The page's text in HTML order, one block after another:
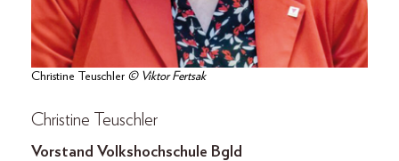
Christine Teuschler © Viktor Fertsak
Christine Teuschler
Vorstand Volkshochschule Bgld